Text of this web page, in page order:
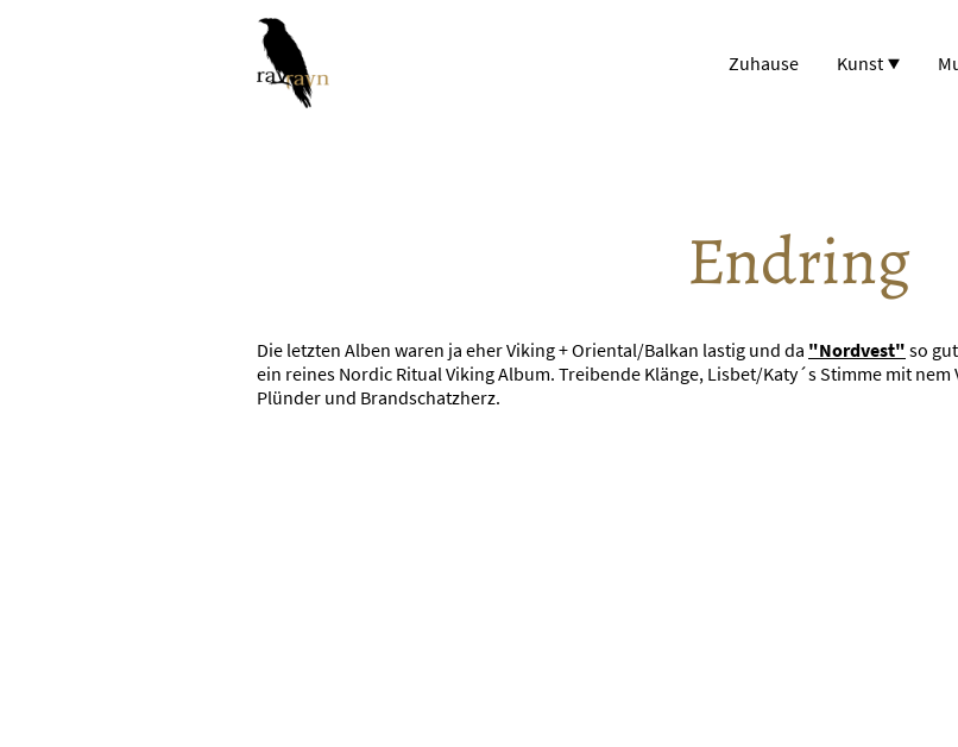
Zuhause Kunst
Endring
Die letzten Alben waren ja eher Viking + Oriental/Balkan lastig und da "Nordvest" so
ein reines Nordic Ritual Viking Album. Treibende Klänge, Lisbet/Katy´s Stimme mit
Plünder und Brandschatzherz.